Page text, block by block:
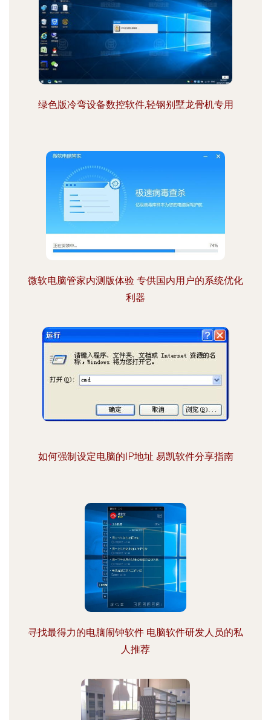
绿色版冷弯设备数控软件,轻钢别墅龙骨机专用
微软电脑管家内测版体验 专供国内用户的系统优化
利器
如何强制设定电脑的IP地址 易凯软件分享指南
寻找最得力的电脑闹钟软件 电脑软件研发人员的私
人推荐